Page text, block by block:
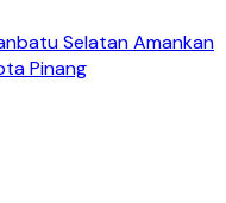
Selatan Amankan
Pinang